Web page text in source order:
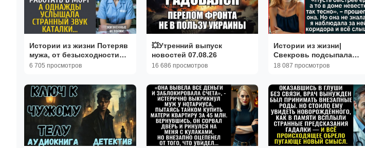
Истории из жизни Потеряв
мужа, от безысходности
перевелась работать в
6 705 просмотров
💥Утренний выпуск
новостей 07.08.26
16 686 просмотров
Истории из жизни|
Свекровь подсыпала
слабительное в борщ |
18 087 просмотров